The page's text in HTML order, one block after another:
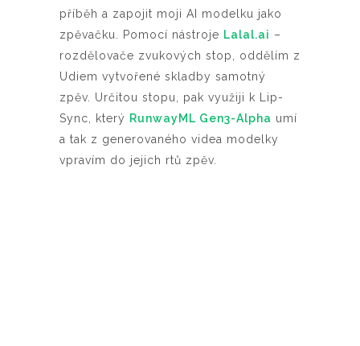
příběh a zapojit moji AI modelku jako
zpěvačku. Pomocí nástroje Lalal.ai –
rozdělovače zvukových stop, oddělím z
Udiem vytvořené skladby samotný
zpěv. Určitou stopu, pak využiji k Lip-
Sync, který RunwayML Gen3-Alpha umí
a tak z generovaného videa modelky
vpravím do jejich rtů zpěv.